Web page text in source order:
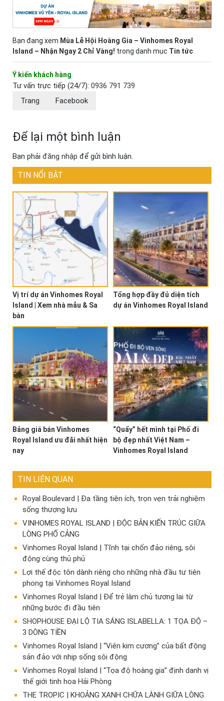
Bạn đang xem Mùa Lễ Hội Hoàng Gia – Vinhomes Royal
Island – Nhận Ngay 2 Chỉ Vàng! trong danh mục Tin tức
Ý kiến khách hàng
Tư vấn trực tiếp (24/7): 0936 791 739
Trang
Facebook
Để lại một bình luận
Bạn phải đăng nhập để gửi bình luận.
TIN NỔI BẬT
Vị trí dự án Vinhomes Royal
Island | Xem nhà mẫu & Sa
bàn
Tổng hợp đầy đủ diện tích
dự án Vinhomes Royal Island
Bảng giá bán Vinhomes
Royal Island ưu đãi nhất hiện
nay
“Quẩy” hết mình tại Phố đi
bộ đẹp nhất Việt Nam –
Vinhomes Royal Island
TIN LIÊN QUAN
Royal Boulevard | Đa tầng tiện ích, trọn vẹn trải nghiệm
sống thượng lưu
VINHOMES ROYAL ISLAND | ĐỘC BẢN KIẾN TRÚC GIỮA
LÒNG PHỐ CẢNG
Vinhomes Royal Island | Tĩnh tại chốn đảo riêng, sôi
động cùng thủ phủ
Lợi thế độc tôn dành riêng cho những nhà đầu tư tiên
phong tại Vinhomes Royal Island
Vinhomes Royal Island | Để trẻ làm chủ tương lai từ
những bước đi đầu tiên
SHOPHOUSE ĐẠI LỘ TIA SÁNG ISLABELLA: 1 TỌA ĐỘ –
3 DÒNG TIỀN
Vinhomes Royal Island | “Viên kim cương” của bất động
sản đảo với nhịp sống sôi động
Vinhomes Royal Island | “Tọa độ hoàng gia” định danh vị
thế giới tinh hoa Hải Phòng
THE TROPIC | KHOẢNG XANH CHỮA LÀNH GIỮA LÒNG